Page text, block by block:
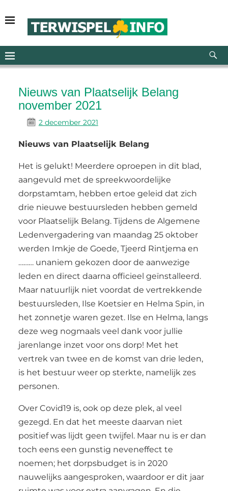
Nieuws van Plaatselijk Belang
november 2021
2 december 2021
Nieuws van Plaatselijk Belang
Het is gelukt! Meerdere oproepen in dit blad,
aangevuld met de spreekwoordelijke
dorpstamtam, hebben ertoe geleid dat zich
drie nieuwe bestuursleden hebben gemeld
voor Plaatselijk Belang. Tijdens de Algemene
Ledenvergadering van maandag 25 oktober
werden Imkje de Goede, Tjeerd Rintjema en
……… unaniem gekozen door de aanwezige
leden en direct daarna officieel geïnstalleerd.
Maar natuurlijk niet voordat de vertrekkende
bestuursleden, Ilse Koetsier en Helma Spin, in
het zonnetje waren gezet. Ilse en Helma, langs
deze weg nogmaals veel dank voor jullie
jarenlange inzet voor ons dorp! Met het
vertrek van twee en de komst van drie leden,
is het bestuur weer op sterkte, namelijk zes
personen.
Over Covid19 is, ook op deze plek, al veel
gezegd. En dat het meeste daarvan niet
positief was lijdt geen twijfel. Maar nu is er dan
toch eens een gunstig neveneffect te
noemen; het dorpsbudget is in 2020
nauwelijks aangesproken, waardoor er dit jaar